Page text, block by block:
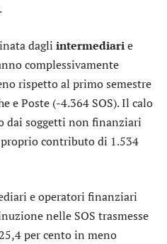
dagli intermediarie
complessivamente
rispetto al primo semestre
ePoste (-4.364 SOS). Il calo
dai soggetti non finanziari
contributo di 1.534
e operatori finanziari
nelle SOS trasmesse
per cento in meno